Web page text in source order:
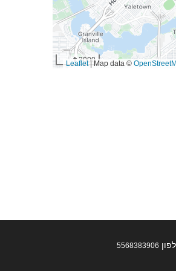
3000 ft
|Map data ©
5568383906